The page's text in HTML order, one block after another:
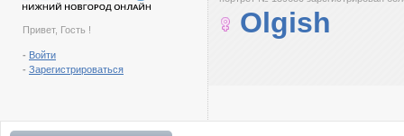
Привет, Гость !
- Войти
- Зарегистрироваться
Olgish